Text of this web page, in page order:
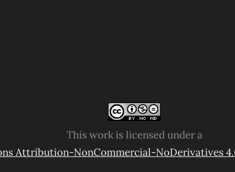
This work is licensed under a
Attribution-NonCommercial-NoDerivatives